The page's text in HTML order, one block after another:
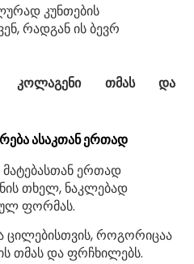
კუნთების
რადგან ის ბევრ
კოლაგენი თმას და
ასაკთან ერთად
ერთად
თხელ, ნაკლებად
ფორმას.
ცილებისთვის, როგორიცაა
თმას და ფრჩხილებს.